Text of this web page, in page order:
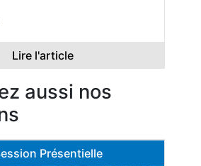
Lire l'article
aussi nos
Présentielle